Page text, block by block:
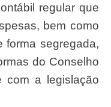
bem como
forma segregada,
do Conselho
com a legislação